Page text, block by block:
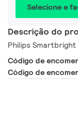
Selecione e
Descrição do
Philips
Código de
Código de